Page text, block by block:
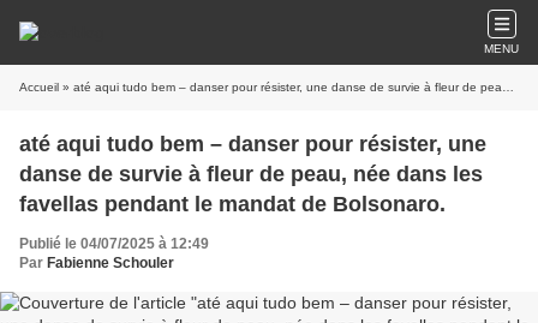
MENU
Accueil » até aqui tudo bem – danser pour résister, une danse de survie à fleur de peau, née dans les favellas pendant le mandat de Bolsonaro.
até aqui tudo bem – danser pour résister, une
danse de survie à fleur de peau, née dans les
favellas pendant le mandat de Bolsonaro.
Publié le 04/07/2025 à 12:49
Par Fabienne Schouler